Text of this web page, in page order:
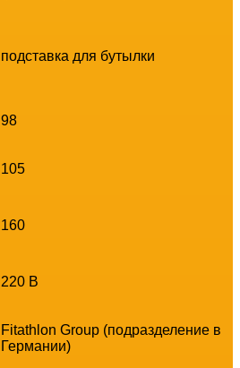
подставка для бутылки
98
105
160
220 В
Fitathlon Group (подразделение в
Германии)